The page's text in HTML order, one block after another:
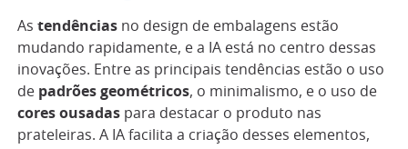
As tendências no design de embalagens estão
mudando rapidamente, e a IA está no centro dessas
inovações. Entre as principais tendências estão o uso
de padrões geométricos, o minimalismo, e o uso de
cores ousadas para destacar o produto nas
prateleiras. A IA facilita a criação desses elementos,